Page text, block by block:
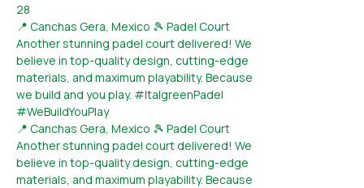
28
📍 Canchas Gera, Mexico 🎾 Padel Court
Another stunning padel court delivered! We
believe in top-quality design, cutting-edge
materials, and maximum playability. Because
we build and you play. #ItalgreenPadel
#WeBuildYouPlay
📍 Canchas Gera, Mexico 🎾 Padel Court
Another stunning padel court delivered! We
believe in top-quality design, cutting-edge
materials, and maximum playability. Because